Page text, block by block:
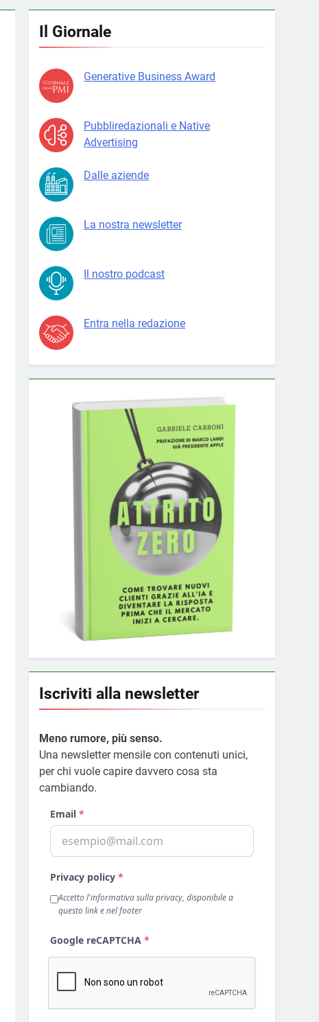
Il Giornale
Generative Business Award
Pubbliredazionali e Native
Advertising
Dalle aziende
La nostra newsletter
Il nostro podcast
Entra nella redazione
Iscriviti alla newsletter
Meno rumore, più senso.
Una newsletter mensile con contenuti unici,
per chi vuole capire davvero cosa sta
cambiando.